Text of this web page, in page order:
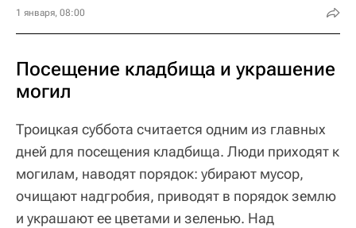
1 января, 08:00
Посещение кладбища и украшение
могил
Троицкая суббота считается одним из главных
дней для посещения кладбища. Люди приходят к
могилам, наводят порядок: убирают мусор,
очищают надгробия, приводят в порядок землю
и украшают ее цветами и зеленью. Над